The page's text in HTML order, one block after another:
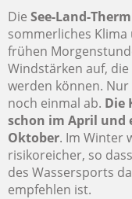
Die See-Land-
sommerliches
frühen
Windstärken auf,
werden können.
noch einmal ab. Die
schon im April und
Oktober. Im Winter
risikoreicher, so
des Wassersports
empfehlen ist.